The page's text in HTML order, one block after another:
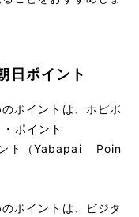
日ポイント
ポイントは、ホピポ
ポイント
ト（Yabapai Poin
ポイントは、ビジタ